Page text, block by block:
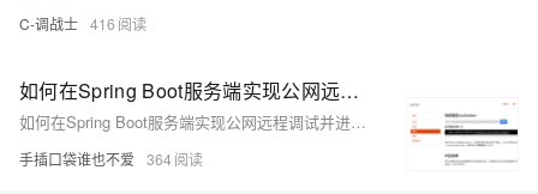
C-调战士 416
如何在Spring Boot服务端实现公网远程调试并进行HTTP服务监听
如何在Spring Boot服务端实现公网远程调试并进行HTTP服务监听
手插口袋谁也不爱 364